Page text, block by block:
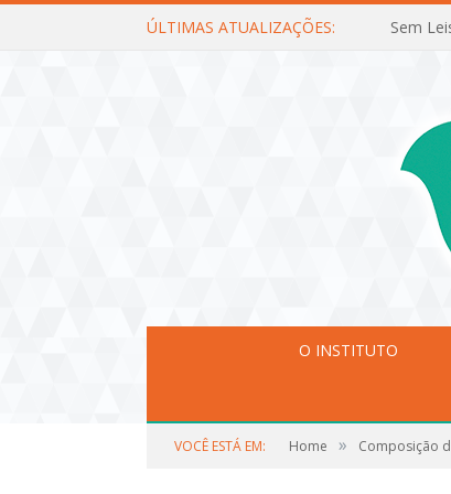
ÚLTIMAS ATUALIZAÇÕES: Sem
O INSTITUTO
VOCÊ ESTÁ EM: Home » Composição